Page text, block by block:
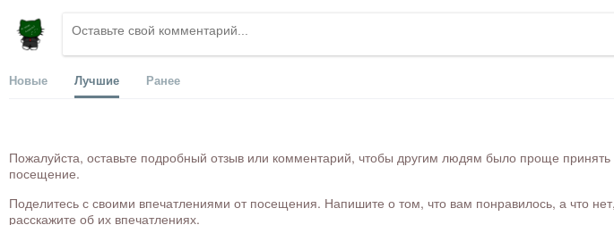
Новые Лучшие Ранее
Пожалуйста, оставьте подробный отзыв или комментарий, чтобы другим людям было проще
посещение.
Поделитесь с своими впечатлениями от посещения. Напишите о том, что вам понравилось, а что
расскажите об их впечатлениях.